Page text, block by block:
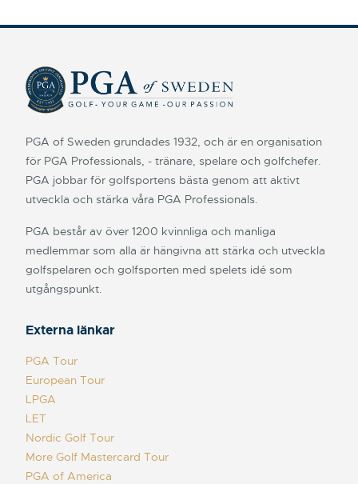
PGA of Sweden grundades 1932, och är en organisation
för PGA Professionals, - tränare, spelare och golfchefer.
PGA jobbar för golfsportens bästa genom att aktivt
utveckla och stärka våra PGA Professionals.
PGA består av över 1200 kvinnliga och manliga
medlemmar som alla är hängivna att stärka och utveckla
golfspelaren och golfsporten med spelets idé som
utgångspunkt.
Externa länkar
PGA Tour
European Tour
LPGA
LET
Nordic Golf Tour
More Golf Mastercard Tour
PGA of America